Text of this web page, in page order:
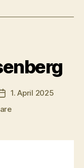
1. April 2025
zu